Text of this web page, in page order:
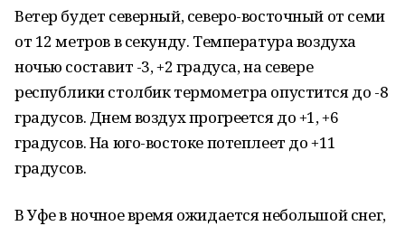
Ветер будет северный, северо-восточный от семи
от 12 метров в секунду. Температура воздуха
ночью составит -3, +2 градуса, на севере
республики столбик термометра опустится до -8
градусов. Днем воздух прогреется до +1, +6
градусов. На юго-востоке потеплеет до +11
градусов.
В Уфе в ночное время ожидается небольшой снег,